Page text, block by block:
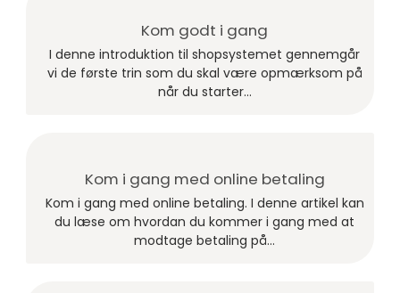
Kom godt i gang
I denne introduktion til shopsystemet gennemgår
vi de første trin som du skal være opmærksom på
når du starter...
Kom i gang med online betaling
Kom i gang med online betaling. I denne artikel kan
du læse om hvordan du kommer i gang med at
modtage betaling på...